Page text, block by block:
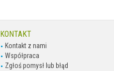
KONTAKT
Kontakt z nami
Współpraca
Zgłoś pomysł lub błąd